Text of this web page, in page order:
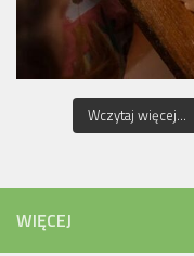
Wczytaj więcej...
WIĘCEJ